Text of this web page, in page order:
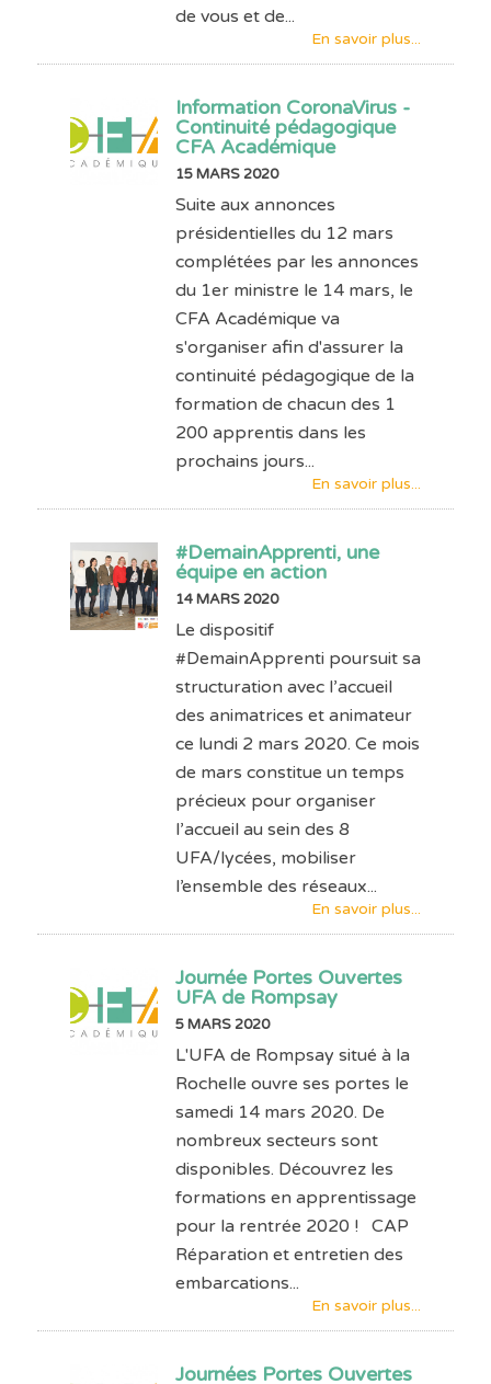
de vous et de...
En savoir plus...
Information CoronaVirus -
Continuité pédagogique
CFA Académique
15 MARS 2020
Suite aux annonces
présidentielles du 12 mars
complétées par les annonces
du 1er ministre le 14 mars, le
CFA Académique va
s'organiser afin d'assurer la
continuité pédagogique de la
formation de chacun des 1
200 apprentis dans les
prochains jours...
En savoir plus...
#DemainApprenti, une
équipe en action
14 MARS 2020
Le dispositif
#DemainApprenti poursuit sa
structuration avec l’accueil
des animatrices et animateur
ce lundi 2 mars 2020. Ce mois
de mars constitue un temps
précieux pour organiser
l’accueil au sein des 8
UFA/lycées, mobiliser
l’ensemble des réseaux...
En savoir plus...
Journée Portes Ouvertes
UFA de Rompsay
5 MARS 2020
L'UFA de Rompsay situé à la
Rochelle ouvre ses portes le
samedi 14 mars 2020. De
nombreux secteurs sont
disponibles. Découvrez les
formations en apprentissage
pour la rentrée 2020 ! CAP
Réparation et entretien des
embarcations...
En savoir plus...
Journées Portes Ouvertes